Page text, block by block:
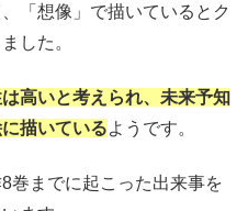
「想像」で描いているとク
した。
高いと考えられ、未来予知
描いているようです。
巻までに起こった出来事を